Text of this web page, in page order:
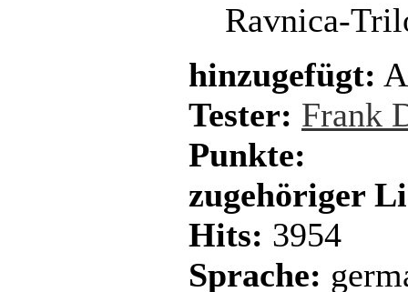
Ravnica-
hinzugefügt:
Tester: Frank
Punkte:
zugehöriger
Hits: 3954
Sprache: